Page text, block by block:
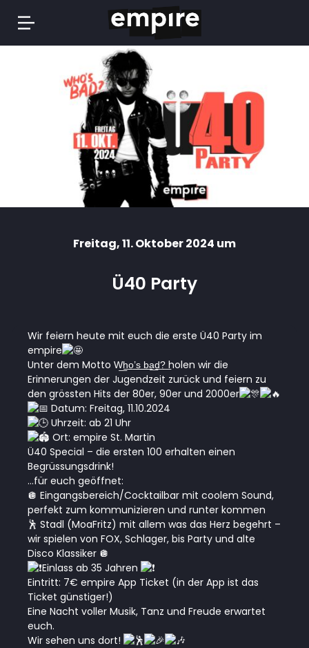
Freitag, 11. Oktober 2024 um
Ü40 Party
Wir feiern heute mit euch die erste Ü40 Party im
empire
Unter dem Motto W͟h͟o͟’͟s͟ ͟b͟a͟d͟?͟ holen wir die
Erinnerungen der Jugendzeit zurück und feiern zu
den grössten Hits der 80er, 90er und 2000er
Datum: Freitag, 11.10.2024
Uhrzeit: ab 21 Uhr
Ort: empire St. Martin
Ü40 Special – die ersten 100 erhalten einen
Begrüssungsdrink!
…für euch geöffnet:
🪩 Eingangsbereich/Cocktailbar mit coolem Sound,
perfekt zum kommunizieren und runter kommen
🕺 Stadl (MoaFritz) mit allem was das Herz begehrt –
wir spielen von FOX, Schlager, bis Party und alte
Disco Klassiker 🪩
Einlass ab 35 Jahren
Eintritt: 7€ empire App Ticket (in der App ist das
Ticket günstiger!)
Eine Nacht voller Musik, Tanz und Freude erwartet
euch.
Wir sehen uns dort!